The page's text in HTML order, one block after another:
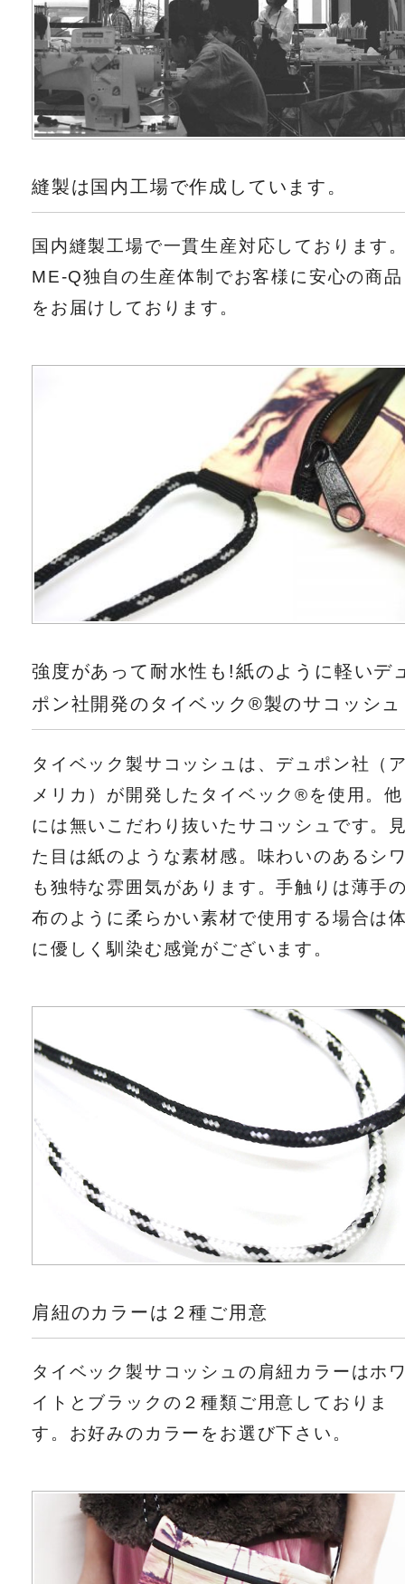
縫製は国内工場で作成しています。
国内縫製工場で一貫生産対応しております
ME-Q独自の生産体制でお客様に安心の商品
をお届けしております。
強度があって耐水性も!紙のように軽いデ
ポン社開発のタイベック®製のサコッシュ
タイベック製サコッシュは、デュポン社（
メリカ）が開発したタイベック®を使用。他
には無いこだわり抜いたサコッシュです。
た目は紙のような素材感。味わいのあるシ
も独特な雰囲気があります。手触りは薄手
布のように柔らかい素材で使用する場合は
に優しく馴染む感覚がございます。
肩紐のカラーは２種ご用意
タイベック製サコッシュの肩紐カラーはホ
イトとブラックの２種類ご用意しておりま
す。お好みのカラーをお選び下さい。